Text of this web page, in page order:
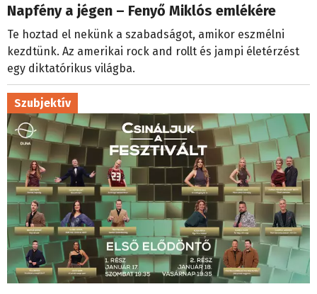
Napfény a jégen – Fenyő Miklós emlékére
Te hoztad el nekünk a szabadságot, amikor eszmélni
kezdtünk. Az amerikai rock and rollt és jampi életérzést
egy diktatórikus világba.
Szubjektív